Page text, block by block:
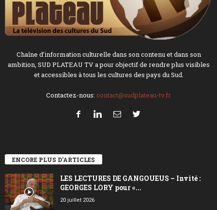
Chaîne d’information culturelle dans son contenu et dans son
ambition, SUD PLATEAU TV a pour objectif de rendre plus visibles
et accessibles à tous les cultures des pays du Sud.
Contactez-nous: contact@sudplateau-tv.fr
ENCORE PLUS D'ARTICLES
LES LECTURES DE GANGOUEUS – Invité :
GEORGES LORY pour «...
20 juillet 2026